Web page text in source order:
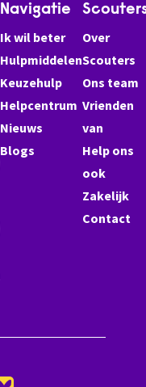
Navigatie
Ik wil beter
Hulpmiddelen
Keuzehulp
Helpcentrum
Nieuws
Blogs
Over
Scouters
Ons team
Vrienden
van
Help ons
ook
Zakelijk
Contact